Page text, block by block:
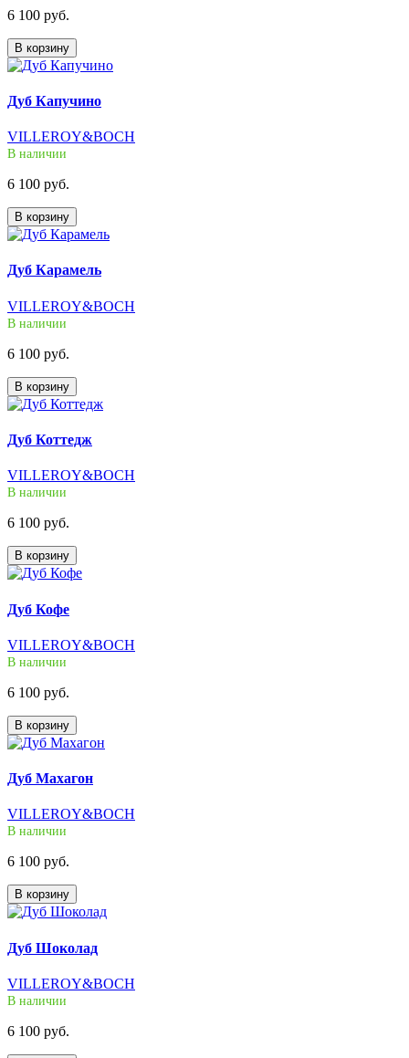
6 100 руб.
В корзину
Дуб Капучино
VILLEROY&BOCH
В наличии
6 100 руб.
В корзину
Дуб Карамель
VILLEROY&BOCH
В наличии
6 100 руб.
В корзину
Дуб Коттедж
VILLEROY&BOCH
В наличии
6 100 руб.
В корзину
Дуб Кофе
VILLEROY&BOCH
В наличии
6 100 руб.
В корзину
Дуб Махагон
VILLEROY&BOCH
В наличии
6 100 руб.
В корзину
Дуб Шоколад
VILLEROY&BOCH
В наличии
6 100 руб.